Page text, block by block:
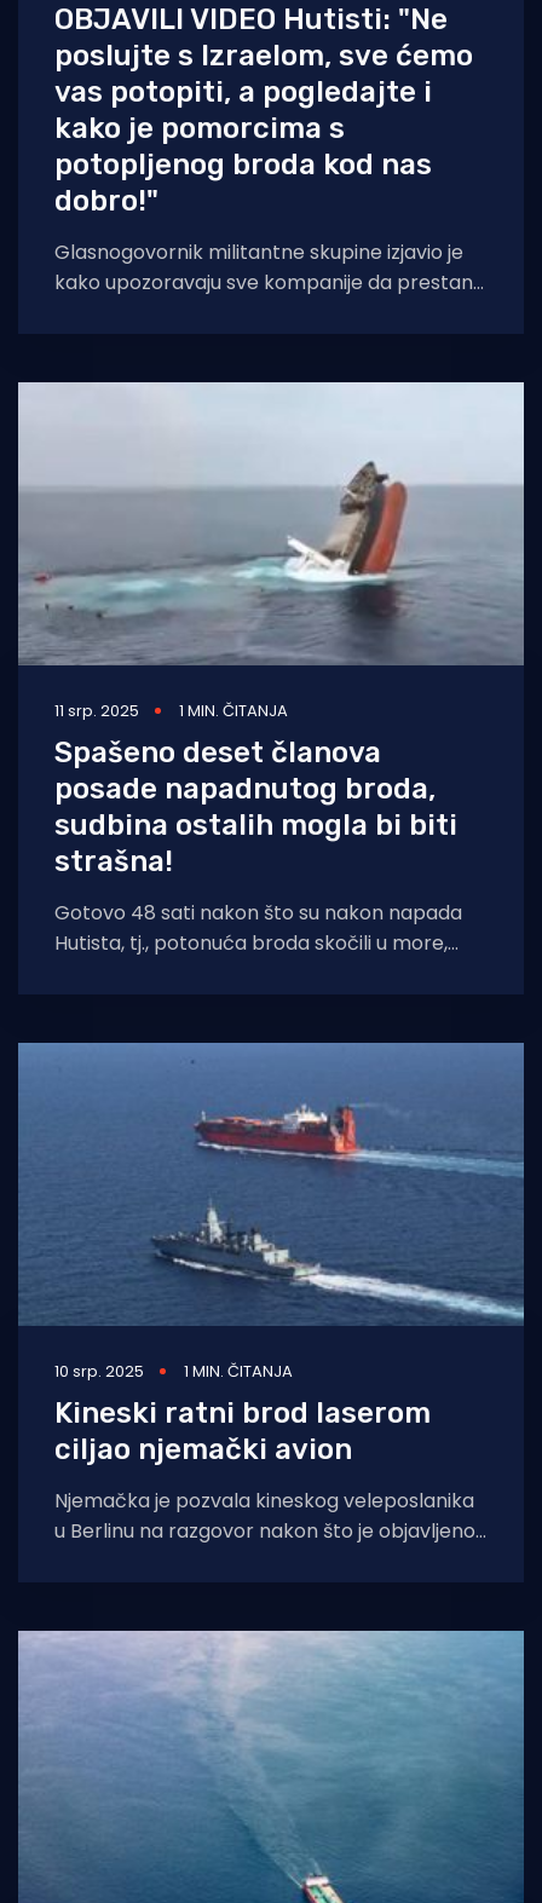
OBJAVILI VIDEO Hutisti: "Ne
poslujte s Izraelom, sve ćemo
vas potopiti, a pogledajte i
kako je pomorcima s
potopljenog broda kod nas
dobro!"
Glasnogovornik militantne skupine izjavio je
kako upozoravaju sve kompanije da prestanu
pozvali sve
11 srp. 2025 1 MIN. ČITANJA
Spašeno deset članova
posade napadnutog broda,
sudbina ostalih mogla bi biti
strašna!
Gotovo 48 sati nakon što su nakon napada
Hutista, tj., potonuća broda skočili u more,
10 srp. 2025 1 MIN. ČITANJA
Kineski ratni brod laserom
ciljao njemački avion
Njemačka je pozvala kineskog veleposlanika
u Berlinu na razgovor nakon što je objavljeno